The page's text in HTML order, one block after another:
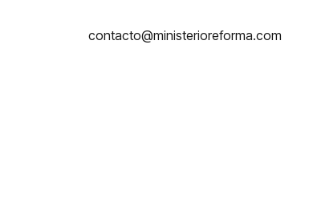
contacto@ministerioreforma.com